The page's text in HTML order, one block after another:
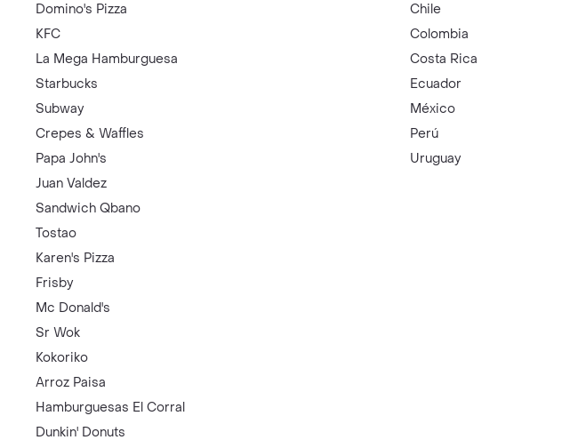
Domino's Pizza
KFC
La Mega Hamburguesa
Starbucks
Subway
Crepes & Waffles
Papa John's
Juan Valdez
Sandwich Qbano
Tostao
Karen's Pizza
Frisby
Mc Donald's
Sr Wok
Kokoriko
Arroz Paisa
Hamburguesas El Corral
Dunkin' Donuts
Chile
Colombia
Costa Rica
Ecuador
México
Perú
Uruguay